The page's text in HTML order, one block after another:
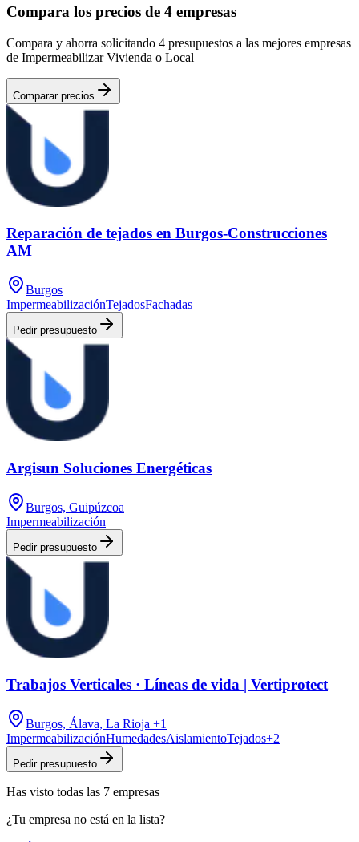
Compara los precios de 4 empresas
Compara y ahorra solicitando 4 presupuestos a las mejores empresas
de Impermeabilizar Vivienda o Local
Comparar precios
Reparación de tejados en Burgos-Construcciones
AM
Burgos
ImpermeabilizaciónTejadosFachadas
Pedir presupuesto
Argisun Soluciones Energéticas
Burgos, Guipúzcoa
Impermeabilización
Pedir presupuesto
Trabajos Verticales · Líneas de vida | Vertiprotect
Burgos, Álava, La Rioja +1
ImpermeabilizaciónHumedadesAislamientoTejados+2
Pedir presupuesto
Has visto todas las 7 empresas
¿Tu empresa no está en la lista?